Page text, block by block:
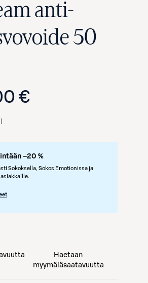
anti-
50
€
–20 %
Sokoksella, Sokos Emotionissa ja
Haetaan
myymäläsaatavuutta